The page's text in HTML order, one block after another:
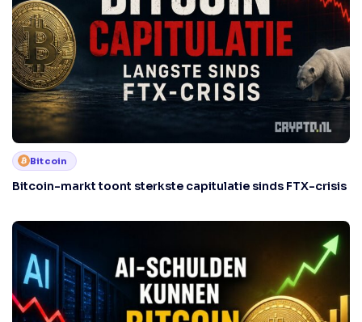
Bitcoin
Bitcoin-markt toont sterkste capitulatie sinds FTX-crisis